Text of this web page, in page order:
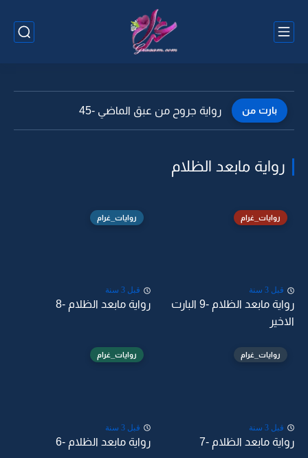
بارت من رواية جروح من عبق الماضي -45
رواية مابعد الظلام
روايات_غرام
قبل 3 سنة
رواية مابعد الظلام -9 البارت
الاخير
روايات_غرام
قبل 3 سنة
رواية مابعد الظلام -8
روايات_غرام
قبل 3 سنة
رواية مابعد الظلام -7
روايات_غرام
قبل 3 سنة
رواية مابعد الظلام -6